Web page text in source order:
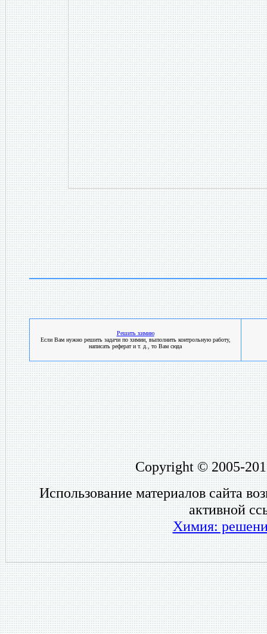
Решить химию
Если Вам нужно решить задачи по химии, выполнить контрольную работу,
написать реферат и т. д., то Вам сюда
Copyright © 2005-
Использование материалов сайта
активной
Химия: